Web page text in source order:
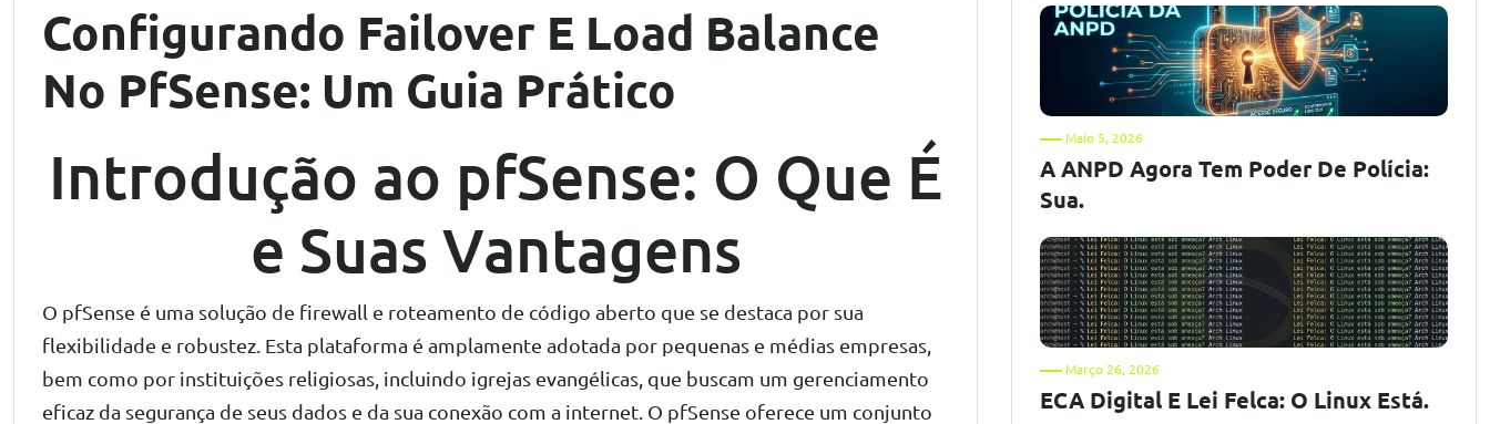
Configurando Failover E Load Balance
No PfSense: Um Guia Prático
Introdução ao pfSense: O Que É
e Suas Vantagens
O pfSense é uma solução de firewall e roteamento de código aberto que se destaca por sua
flexibilidade e robustez. Esta plataforma é amplamente adotada por pequenas e médias empresas,
bem como por instituições religiosas, incluindo igrejas evangélicas, que buscam um gerenciamento
eficaz da segurança de seus dados e da sua conexão com a internet. O pfSense oferece um conjunto
Maio 5, 2026
A ANPD Agora Tem Poder De Polícia:
Sua.
Março 26, 2026
ECA Digital E Lei Felca: O Linux Está.